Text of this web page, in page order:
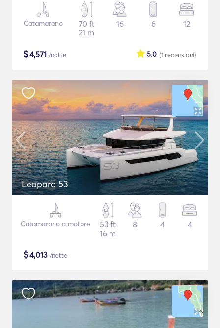
Catamarano
70 ft
21 m
16 6 12
$4,571 /notte (1 recensioni)
5.0
Leopard 53
Catamarano a motore
53 ft
16 m
8 4 4
$4,013 /notte